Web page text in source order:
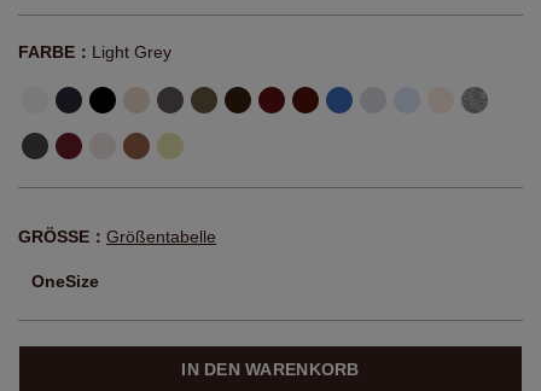
FARBE： Light Grey
GRÖSSE： Größentabelle
OneSize
IN DEN WARENKORB